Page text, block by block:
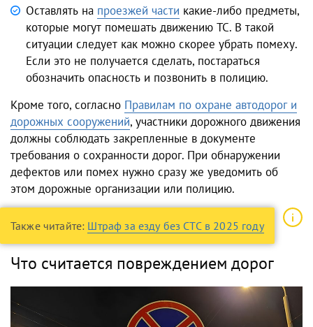
Оставлять на проезжей части какие-либо предметы,
которые могут помешать движению ТС. В такой
ситуации следует как можно скорее убрать помеху.
Если это не получается сделать, постараться
обозначить опасность и позвонить в полицию.
Кроме того, согласно Правилам по охране автодорог и
дорожных сооружений, участники дорожного движения
должны соблюдать закрепленные в документе
требования о сохранности дорог. При обнаружении
дефектов или помех нужно сразу же уведомить об
этом дорожные организации или полицию.
Также читайте: Штраф за езду без СТС в 2025 году
Что считается повреждением дорог